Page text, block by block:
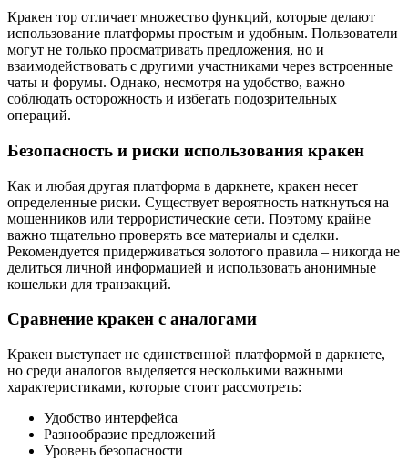
Кракен тор отличает множество функций, которые делают
использование платформы простым и удобным. Пользователи
могут не только просматривать предложения, но и
взаимодействовать с другими участниками через встроенные
чаты и форумы. Однако, несмотря на удобство, важно
соблюдать осторожность и избегать подозрительных
операций.
Безопасность и риски использования кракен
Как и любая другая платформа в даркнете, кракен несет
определенные риски. Существует вероятность наткнуться на
мошенников или террористические сети. Поэтому крайне
важно тщательно проверять все материалы и сделки.
Рекомендуется придерживаться золотого правила – никогда не
делиться личной информацией и использовать анонимные
кошельки для транзакций.
Сравнение кракен с аналогами
Кракен выступает не единственной платформой в даркнете,
но среди аналогов выделяется несколькими важными
характеристиками, которые стоит рассмотреть:
Удобство интерфейса
Разнообразие предложений
Уровень безопасности